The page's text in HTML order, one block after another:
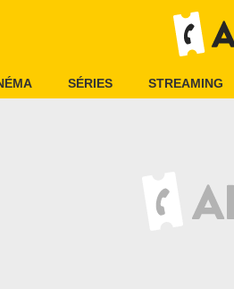
SÉRIES STREAMING